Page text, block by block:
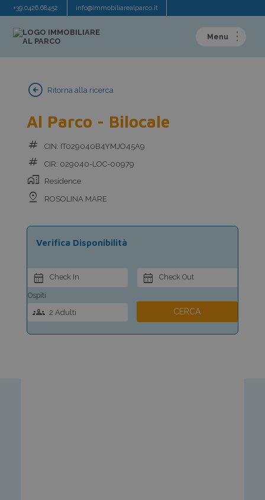
+39.0426.68452 info@immobiliarealparco.it
arrow_circle_left Ritorna alla ricerca
Al Parco - Bilocale
tag CIN: IT029040B4YMJO45A9
tag CIR: 029040-LOC-00979
home_work Residence
pin_drop ROSOLINA MARE
Verifica Disponibilità
Check In Check Out
2 Adulti
Ospiti
CERCA